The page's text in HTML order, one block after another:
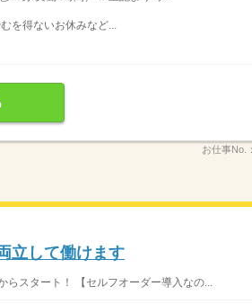
を得ないお休みなど...
お仕事No.：
立して働けます
スタート！ 【セルフオーダー導入なの...